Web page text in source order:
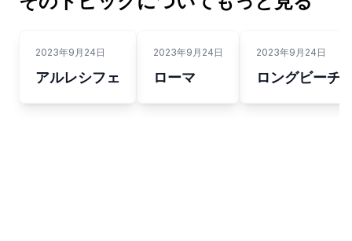
2023年9月24日
アルレシフェ
2023年9月24日
ローマ
2023年9月24日
ロングビーチ